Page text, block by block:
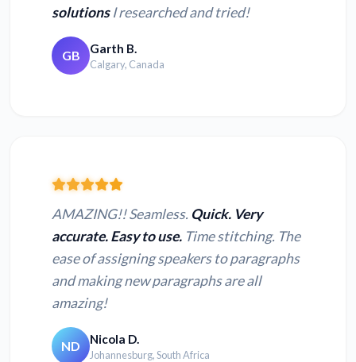
solutionsI researched and tried!
GB Garth B.
Calgary, Canada
AMAZING!! Seamless. Quick. Very
accurate. Easy to use. Time stitching. The
ease of assigning speakers to paragraphs
and making new paragraphs are all
amazing!
ND Nicola D.
Johannesburg, South Africa